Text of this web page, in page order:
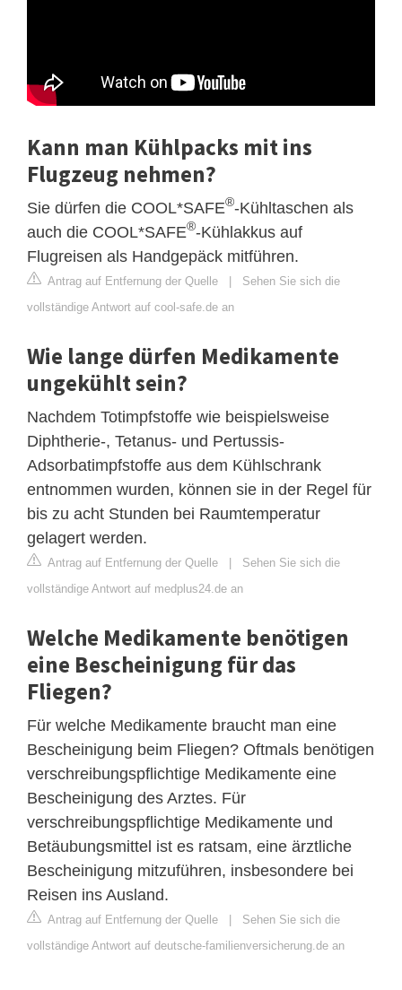
Kann man Kühlpacks mit ins
Flugzeug nehmen?
Sie dürfen die COOL*SAFE®-Kühltaschen als
auch die COOL*SAFE®-Kühlakkus auf
Flugreisen als Handgepäck mitführen.
Antrag auf Entfernung der Quelle | Sehen Sie sich die
vollständige Antwort auf cool-safe.de an
Wie lange dürfen Medikamente
ungekühlt sein?
Nachdem Totimpfstoffe wie beispielsweise
Diphtherie-, Tetanus- und Pertussis-
Adsorbatimpfstoffe aus dem Kühlschrank
entnommen wurden, können sie in der Regel für
bis zu acht Stunden bei Raumtemperatur
gelagert werden.
Antrag auf Entfernung der Quelle | Sehen Sie sich die
vollständige Antwort auf medplus24.de an
Welche Medikamente benötigen
eine Bescheinigung für das
Fliegen?
Für welche Medikamente braucht man eine
Bescheinigung beim Fliegen? Oftmals benötigen
verschreibungspflichtige Medikamente eine
Bescheinigung des Arztes. Für
verschreibungspflichtige Medikamente und
Betäubungsmittel ist es ratsam, eine ärztliche
Bescheinigung mitzuführen, insbesondere bei
Reisen ins Ausland.
Antrag auf Entfernung der Quelle | Sehen Sie sich die
vollständige Antwort auf deutsche-familienversicherung.de an